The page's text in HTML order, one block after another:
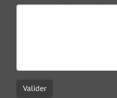
Valider